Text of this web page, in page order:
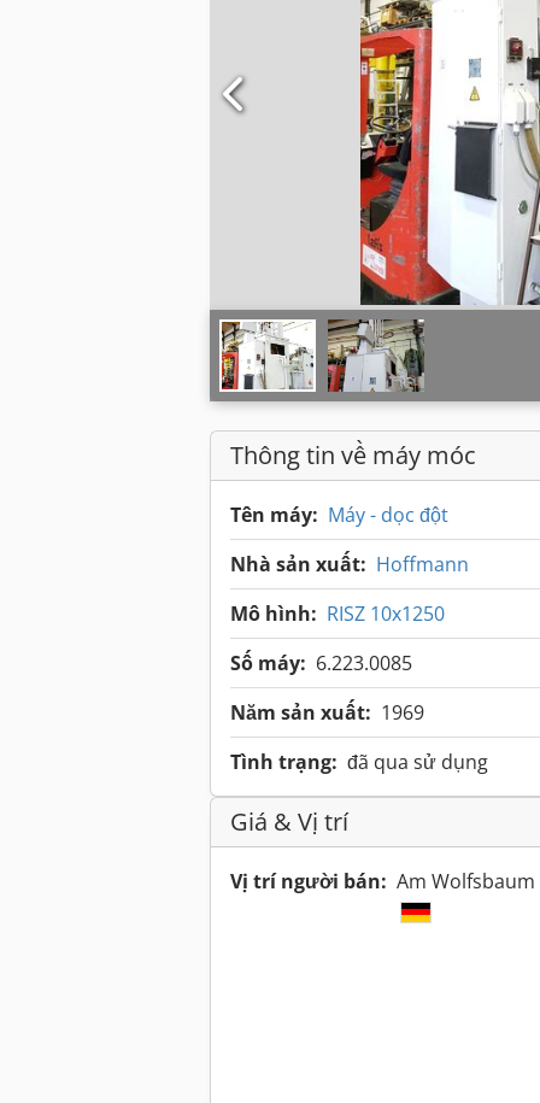
Thông tin về máy móc
Tên máy: Máy - dọc đột
Nhà sản xuất: Hoffmann
Mô hình: RISZ 10x1250
Số máy: 6.223.0085
Năm sản xuất: 1969
Tình trạng: đã qua sử dụng
Giá & Vị trí
Vị trí người bán: Am